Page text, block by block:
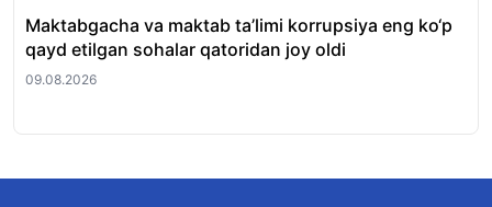
Maktabgacha va maktab ta’limi korrupsiya eng ko‘p
qayd etilgan sohalar qatoridan joy oldi
09.08.2026